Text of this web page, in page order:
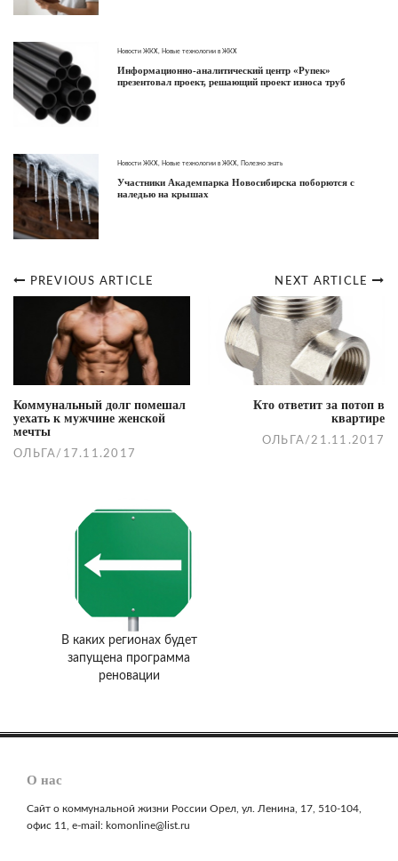
Новости ЖКХ Новые технологии в ЖКХ
Информационно-аналитический центр «Рупек»
презентовал проект, решающий проект износа труб
Новости ЖКХ Новые технологии в ЖКХ Полезно знать
Участники Академпарка Новосибирска поборются с
наледью на крышах
Post
navigation
NEXT ARTICLE
Кто ответит за потоп в
квартире
ОЛЬГА / 21.11.2017
PREVIOUS ARTICLE
Коммунальный долг помешал
уехать к мужчине женской
мечты
ОЛЬГА / 17.11.2017
В каких регионах будет
запущена программа
реновации
О нас
Сайт о коммунальной жизни России Орел, ул. Ленина, 17, 510-104,
офис 11, e-mail: komonline@list.ru